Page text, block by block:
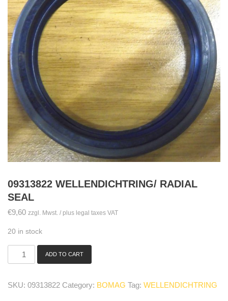
09313822 WELLENDICHTRING/ RADIAL
SEAL
€9,60 zzgl. Mwst. / plus legal taxes VAT
20 in stock
09313822
seal
ADD TO CART
SKU: 09313822 Category: BOMAG Tag: WELLENDICHTRING